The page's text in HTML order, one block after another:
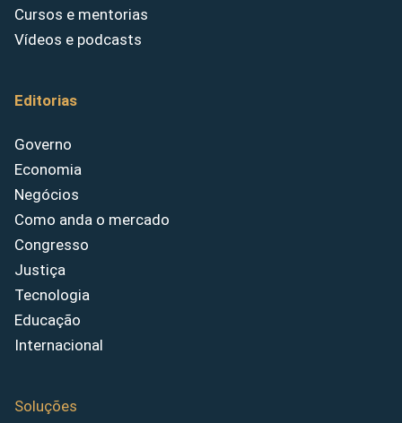
Cursos e mentorias
Vídeos e podcasts
Editorias
Governo
Economia
Negócios
Como anda o mercado
Congresso
Justiça
Tecnologia
Educação
Internacional
Soluções